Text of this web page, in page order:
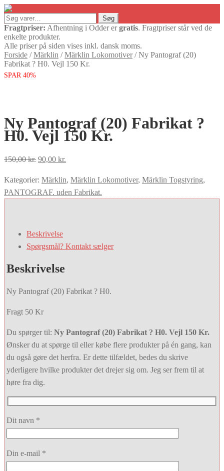
Søg
efter:
Søg
Fragtpriser: Afhentning i Odder ergratis. Fragtpriser står ved de
enkelte produkter.
Alle priser på siden vises inkl. dansk moms.
Forside /Märklin /Märklin Lokomotiver/Ny Pantograf (20)
Fabrikat ? H0. Vejl 150 Kr.
SPAR 40%
Ny Pantograf (20) Fabrikat ?
H0. Vejl 150 Kr.
150,00kr. Den
pris
var:
90,00 kr.
pris
er:
Kategorier: Märklin, Märklin Lokomotiver, Märklin Togstyring,
PANTOGRAF. uden Fabrikat.
Beskrivelse
Spørgsmål? Kontakt sælger
Beskrivelse
Ny Pantograf (20) Fabrikat ? H0.
Fragt 50 Kr
Du spørger til: Ny Pantograf (20) Fabrikat ? H0. Vejl 150 Kr.
Ønsker du at spørge til eller købe flere produkter på én gang, kan
du også gøre det herfra. Er dette tilfældet, bedes du skrive
yderligere hvilke produkter det drejer sig om. Jeg ser frem til at
høre fra dig.
Dit navn *
Din e-mail *